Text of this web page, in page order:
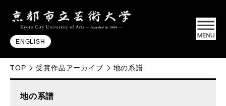
ENGLISH
TOP 受賞作品アーカイブ 地の系譜
地の系譜